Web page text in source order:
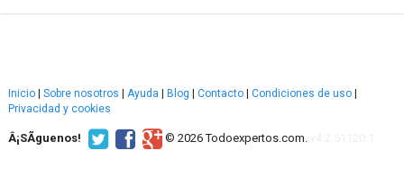
Inicio Sobre nosotros Ayuda Blog Contacto Condiciones de uso
Privacidad y cookies
Â¡SÃ­guenos! © 2026 Todoexpertos.com.